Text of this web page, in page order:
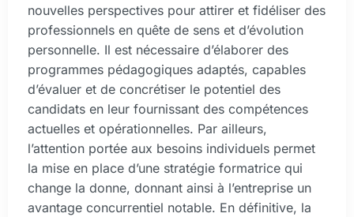
nouvelles perspectives pour attirer et fidéliser des
professionnels en quête de sens et d’évolution
personnelle. Il est nécessaire d’élaborer des
programmes pédagogiques adaptés, capables
d’évaluer et de concrétiser le potentiel des
candidats en leur fournissant des compétences
actuelles et opérationnelles. Par ailleurs,
l’attention portée aux besoins individuels permet
la mise en place d’une stratégie formatrice qui
change la donne, donnant ainsi à l’entreprise un
avantage concurrentiel notable. En définitive, la